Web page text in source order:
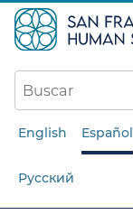
English Español
Русский